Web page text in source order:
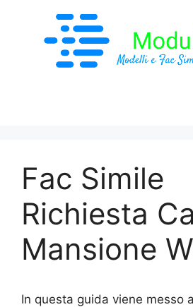
contenuto
Fac Simile
Richiesta
Mansione
In questa guida viene messo